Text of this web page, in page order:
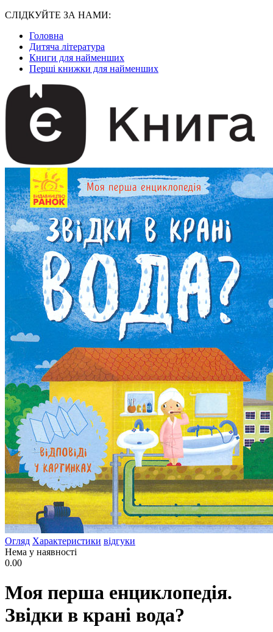
СЛІДКУЙТЕ ЗА НАМИ:
Головна
Дитяча література
Книги для найменших
Перші книжки для найменших
Огляд Характеристики відгуки
Нема у наявності
0.00
Моя перша енциклопедія.
Звідки в крані вода?